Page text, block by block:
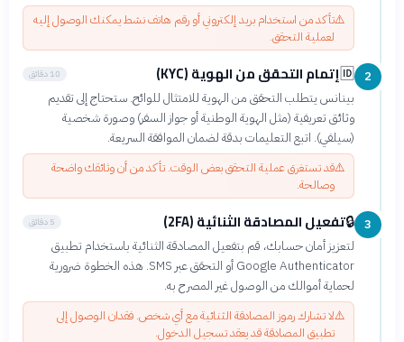
⚠️تأكد من استخدام بريد إلكتروني أو رقم هاتف نشط يمكنك الوصول إليه
لعملية التحقق.
2
🆔إتمام التحقق من الهوية (KYC) 10 دقائق
بينانس يتطلب التحقق من الهوية للامتثال للوائح. ستحتاج إلى تقديم
وثائق تعريفية (مثل الهوية الوطنية أو جواز السفر) وصورة شخصية
(سيلفي). اتبع التعليمات بدقة لضمان الموافقة السريعة.
⚠️قد تستغرق عملية التحقق بعض الوقت. تأكد من أن وثائقك واضحة
وصالحة.
3
🔒تفعيل المصادقة الثنائية (2FA) 5 دقائق
لتعزيز أمان حسابك، قم بتفعيل المصادقة الثنائية باستخدام تطبيق
Google Authenticator أو التحقق عبر SMS. هذه الخطوة ضرورية
لحماية أموالك من الوصول غير المصرح به.
⚠️لا تشارك رموز المصادقة الثنائية مع أي شخص. فقدان الوصول إلى
تطبيق المصادقة قد يعقد تسجيل الدخول.